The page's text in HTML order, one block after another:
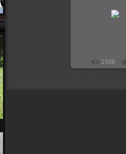
1508